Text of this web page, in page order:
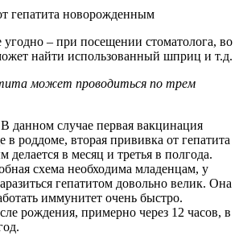
угодно – при посещении стоматолога, во
найти использованный шприц и т.д.
может проводиться по трем
данном случае первая вакцинация
в роддоме, вторая прививка от гепатита
в месяц и третья в полгода.
схема необходима младенцам, у
гепатитом довольно велик. Она
иммунитет очень быстро.
рождения, примерно через 12 часов, в